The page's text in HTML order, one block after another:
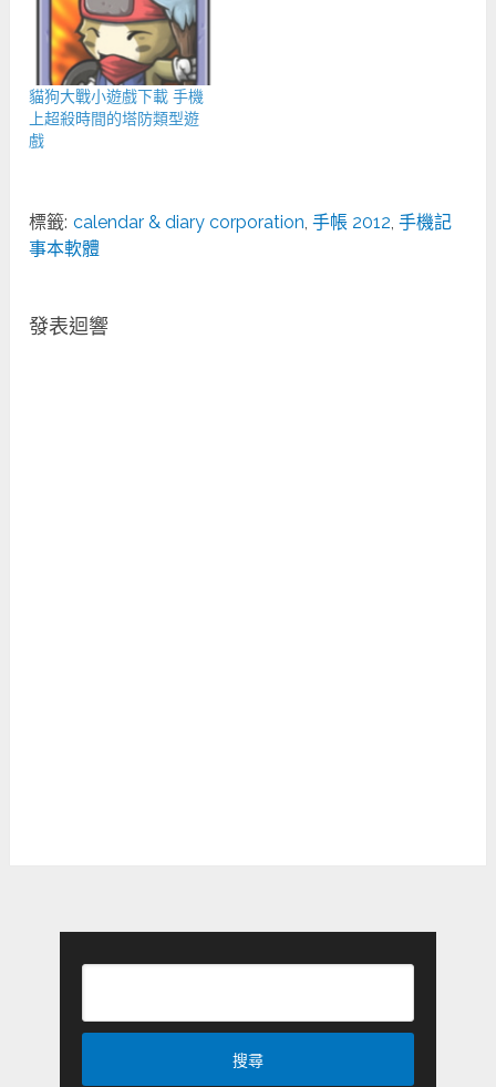
貓狗大戰小遊戲下載 手機
上超殺時間的塔防類型遊
戲
標籤: calendar & diary corporation,手帳 2012,手機記
事本軟體
發表迴響